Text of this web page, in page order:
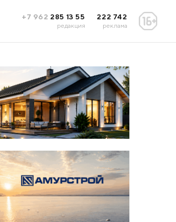
+7 962 285 13 55
редакция
222 742
реклама